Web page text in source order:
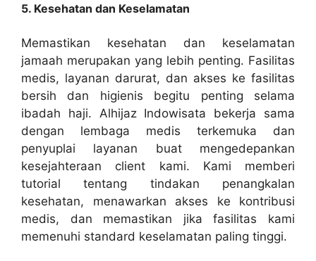
5. Kesehatan dan Keselamatan
Memastikan kesehatan dan keselamatan
jamaah merupakan yang lebih penting. Fasilitas
medis, layanan darurat, dan akses ke fasilitas
bersih dan higienis begitu penting selama
ibadah haji. Alhijaz Indowisata bekerja sama
dengan lembaga medis terkemuka dan
penyuplai layanan buat mengedepankan
kesejahteraan client kami. Kami memberi
tutorial tentang tindakan penangkalan
kesehatan, menawarkan akses ke kontribusi
medis, dan memastikan jika fasilitas kami
memenuhi standard keselamatan paling tinggi.